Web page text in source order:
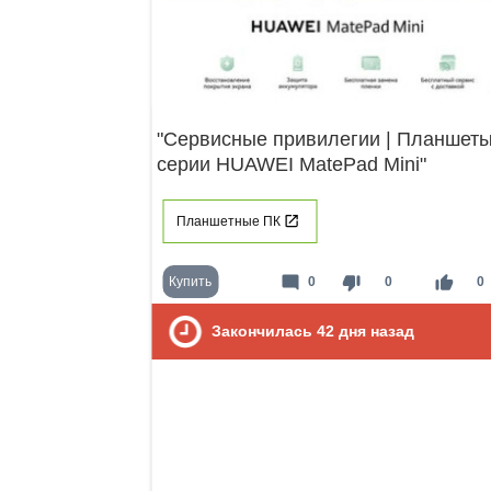
"Сервисные привилегии |
серии HUAWEI MatePad Mini"
Планшетные ПК
Купить thumb_down 0 thumb_up 0
mode_comment 0
Закончилась 42 дня назад